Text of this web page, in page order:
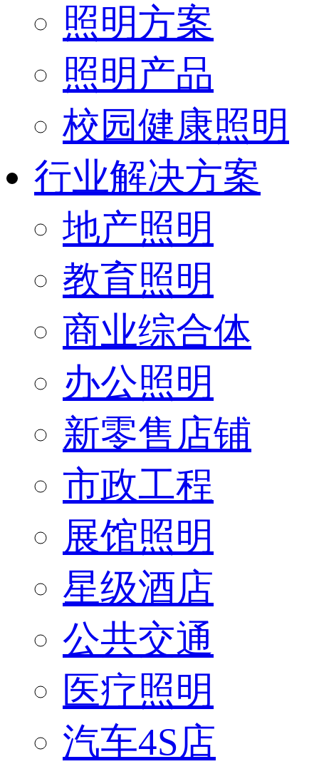
照明方案
照明产品
校园健康照明
行业解决方案
地产照明
教育照明
商业综合体
办公照明
新零售店铺
市政工程
展馆照明
星级酒店
公共交通
医疗照明
汽车4S店